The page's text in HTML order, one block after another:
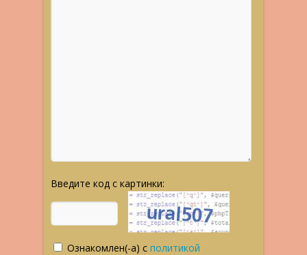
Введите код с картинки:
Ознакомлен(-а) с политикой